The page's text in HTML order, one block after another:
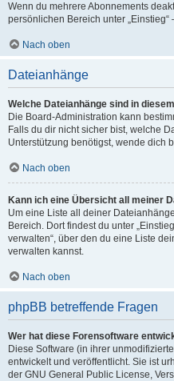
Wenn du mehrere Abonnements
persönlichen Bereich unter „Einstieg“
Nach oben
Dateianhänge
Welche Dateianhänge sind in
Die Board-Administration kann
Falls du dir nicht sicher bist, welche
Unterstützung benötigst, wende dich
Nach oben
Kann ich eine Übersicht all meiner
Um eine Liste all deiner
Bereich. Dort findest du unter
verwalten“, über den du eine Liste
verwalten kannst.
Nach oben
phpBB betreffende Fragen
Wer hat diese Forensoftware
Diese Software (in ihrer
entwickelt und veröffentlicht. Sie ist
der GNU General Public License,